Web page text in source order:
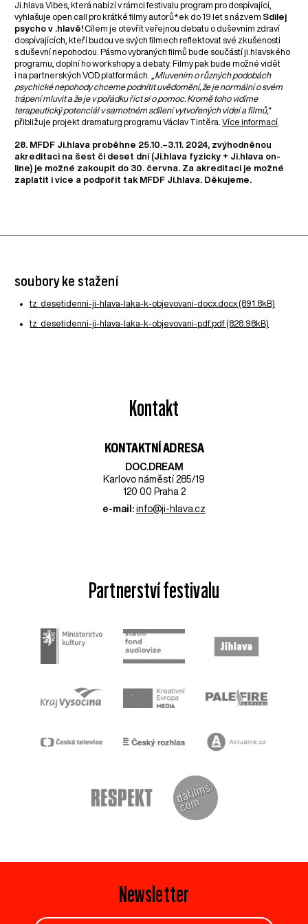
Ji.hlava Vibes, která nabízí v rámci festivalu program pro dospívající,
vyhlašuje open call pro krátké filmy autorů*ek do 19 let s názvem Sdílej
psycho v .hlavě!Cílem je otevřít veřejnou debatu o duševním zdraví
dospívajících, kteří budou ve svých filmech reflektovat své zkušenosti
s duševní nepohodou. Pásmo vybraných filmů bude součástí ji.hlavského
programu, doplní ho workshopy a debaty. Filmy pak bude možné vidět
i na partnerských VOD platformách. „ Mluvením o různých podobách
psychické nepohody chceme podnítit uvědomění, že je normální o svém
trápení mluvit a že je v pořádku říct si o pomoc. Kromě toho vidíme
terapeutický potenciál v samotném sdílení vytvořených videí a filmů,“
přibližuje projekt dramaturg programu Václav Tintěra.Více informací
28. MFDF Ji.hlava proběhne 25.10.–3.11. 2024, zvýhodněnou
akreditaci na šest či deset dní (Ji.hlava fyzicky + Ji.hlava on-
line) je možné zakoupit do 30. června. Za akreditaci je možné
zaplatit i více a podpořit tak MFDF Ji.hlava. Děkujeme.
soubory ke stažení
tz_desetidenni-ji-hlava-laka-k-objevovani-docx.docx (891.8kB)
tz_desetidenni-ji-hlava-laka-k-objevovani-pdf.pdf (828.98kB)
Kontakt
KONTAKTNÍ ADRESA
DOC.DREAM​
Karlovo náměstí 285/19
120 00 Praha 2
e-mail: info@ji-hlava.cz
Partnerství festivalu
Newsletter